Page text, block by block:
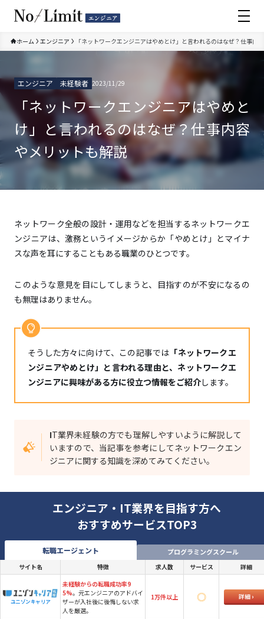
全て
IT/Web業界
エンジニア
ゲーム業界
フリーランス
未経験者
ホーム エンジニア 「ネットワークエンジニアはやめとけ」と言われるのはなぜ？仕事内
エンジニア 未経験者 2023/11/29
「ネットワークエンジニアはやめと
け」と言われるのはなぜ？仕事内容
やメリットも解説
ネットワーク全般の設計・運用などを担当するネットワークエ
ンジニアは、激務というイメージからか「やめとけ」とマイナ
スな声を耳にすることもある職業のひとつです。
このような意見を目にしてしまうと、目指すのが不安になるの
も無理はありません。
そうした方々に向けて、この記事では 「ネットワークエ
ンジニアやめとけ」と言われる理由と、ネットワークエ
ンジニアに興味がある方に役立つ情報をご紹介します。
IT業界未経験の方でも理解しやすいように解説して
いますので、当記事を参考にしてネットワークエン
ジニアに関する知識を深めてみてください。
エンジニア・IT業界を目指す方へ
おすすめサービスTOP3
転職エージェント プログラミングスクール
サイト名 特徴 求人数 サービス 詳細
ユニゾンキャリア
未経験からの転職成功率9
5%。元エンジニアのアドバイ
ザーが入社後に後悔しない求
人を厳選。
1万件以上 詳細